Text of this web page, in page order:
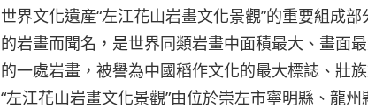
世界文化遺産“左江花山岩畫文化景觀”的重要組成
的岩畫而聞名，是世界同類岩畫中面積最大、畫面
的一處岩畫，被譽為中國稻作文化的最大標誌、壯
“左江花山岩畫文化景觀”由位於崇左市寧明縣、龍